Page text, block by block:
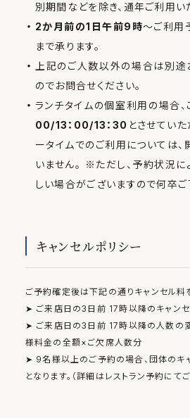
別期間などを除き、通年ご利用い
2か月前の1日午前9時～ご利用
まで承ります。
上記のご人数以外の場合は別途
のでお問合せください。
ランチタイムの個室利用の場合
00/13：00/13：30 とさせていた
ータイムでのご利用については
いません。 ※ただし、予約状況
しい場合がございますので何卒ご
キャンセルポリシー
ご予約確定後は下記の通りキャンセル料
➤ ご来店日の3日前 17時以降のキャンセ
➤ ご来店日の3日前 17時以降の人数の
様料金の全額×ご欠席人数分
➤ 9名様以上のご予約の場合、団体のキ
となります。（詳細はレストラン予約にてご